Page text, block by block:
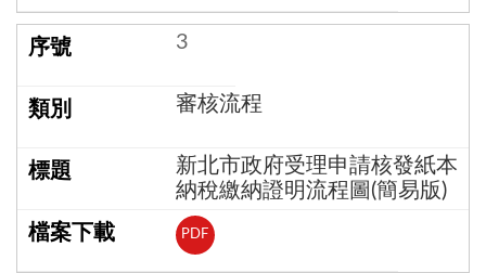
3
審核流程
新北市政府受理申請核發紙本
納稅繳納證明流程圖(簡易版)
PDF